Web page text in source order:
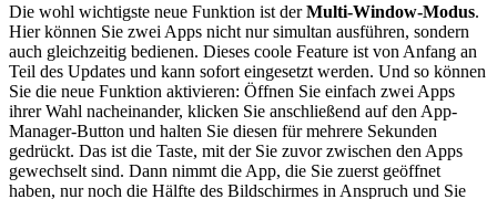
Die wohl wichtigste neue Funktion ist derMulti-Window-Modus.
Hier können Sie zwei Apps nicht nur simultan ausführen, sondern
auch gleichzeitig bedienen. Dieses coole Feature ist von Anfang an
Teil des Updates und kann sofort eingesetzt werden. Und so können
Sie die neue Funktion aktivieren: Öffnen Sie einfach zwei Apps
ihrer Wahl nacheinander, klicken Sie anschließend auf den App-
Manager-Button und halten Sie diesen für mehrere Sekunden
gedrückt. Das ist die Taste, mit der Sie zuvor zwischen den Apps
gewechselt sind. Dann nimmt die App, die Sie zuerst geöffnet
haben, nur noch die Hälfte des Bildschirmes in Anspruch und Sie